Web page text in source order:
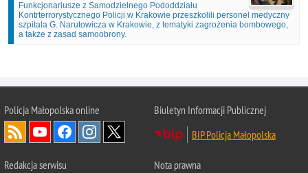
Funkcjonariusze z Samodzielnego Pododdziału
Kontrterrorystycznego Policji w Krakowie przeszkolili personel medyczny
szpitala G. Narutowicza w Krakowie, z tematyki zagrożenia bombowego,
a także z zasad samoobrony.
Policja Małopolska online
Biuletyn Informacji Publicznej
BIP Policja Małopolska
Redakcja serwisu
Nota prawna